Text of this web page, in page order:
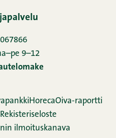
9–12
HorecaOiva-raportti
Rekisteriseloste
ilmoituskanava